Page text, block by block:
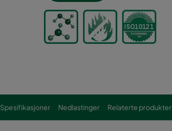
Spesifikasjoner Nedlastinger Relaterte produkter